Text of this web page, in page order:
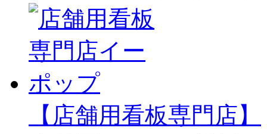
【店舗用看板専門店】